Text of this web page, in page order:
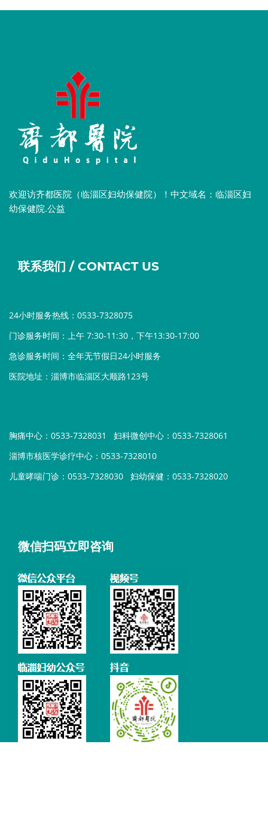
欢迎访齐都医院（临淄区妇幼保健院）！中文域名：临淄区妇
幼保健院.公益
联系我们 / CONTACT US
24小时服务热线：0533-7328075
门诊服务时间：上午 7:30-11:30，下午13:30-17:00
急诊服务时间：全年无节假日24小时服务
医院地址：淄博市临淄区大顺路123号
胸痛中心：0533-7328031
妇科微创中心：0533-7328061
淄博市核医学诊疗中心：0533-7328010
儿童哮喘门诊：0533-7328030
妇幼保健：0533-7328020
微信扫码立即咨询